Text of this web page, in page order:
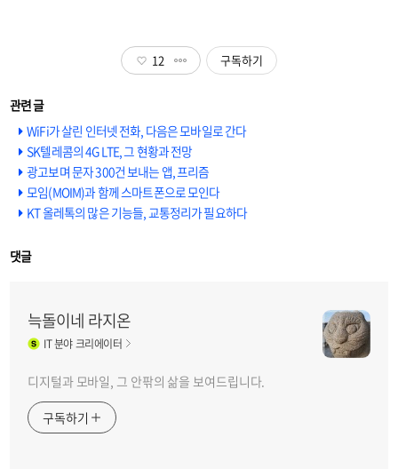
12 구독하기
WiFi가 살린 인터넷 전화, 다음은 모바일로 간다
SK텔레콤의 4G LTE, 그 현황과 전망
광고보며 문자 300건 보내는 앱, 프리즘
모임(MOIM)과 함께 스마트폰으로 모인다
KT 올레톡의 많은 기능들, 교통정리가 필요하다
댓글
늑돌이네 라지온
IT분야 크리에이터
디지털과 모바일, 그 안팎의 삶을 보여드립니다.
구독하기